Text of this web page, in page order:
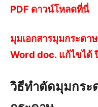
PDF ดาวน์โหลดที่นี่
มุมเอกสารมุมกระดา
Word doc. แก้ไขได้
วิธีทำตัดมุมกระ